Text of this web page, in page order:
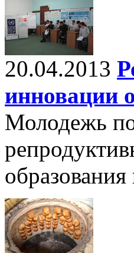
20.04.2013
инновации
Молодежь